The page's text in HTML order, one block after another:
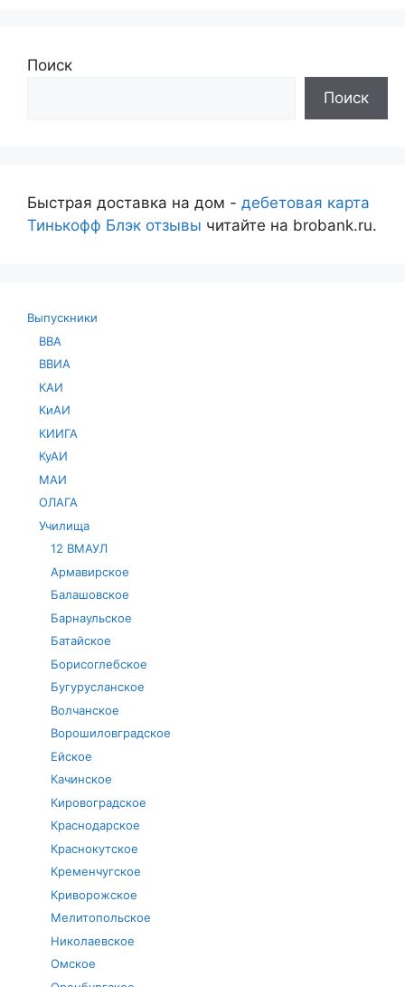
Поиск
Поиск
Быстрая доставка на дом - дебетовая карта
Тинькофф Блэк отзывы читайте на brobank.ru.
Выпускники
ВВА
ВВИА
КАИ
КиАИ
КИИГА
КуАИ
МАИ
ОЛАГА
Училища
12 ВМАУЛ
Армавирское
Балашовское
Барнаульское
Батайское
Борисоглебское
Бугурусланское
Волчанское
Ворошиловградское
Ейское
Качинское
Кировоградское
Краснодарское
Краснокутское
Кременчугское
Криворожское
Мелитопольское
Николаевское
Омское